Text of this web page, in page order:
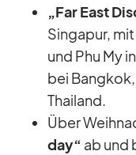
„Far East
Sin­ga­pur,
und Phu My
bei
Thai­land.
Über
day“ ab und